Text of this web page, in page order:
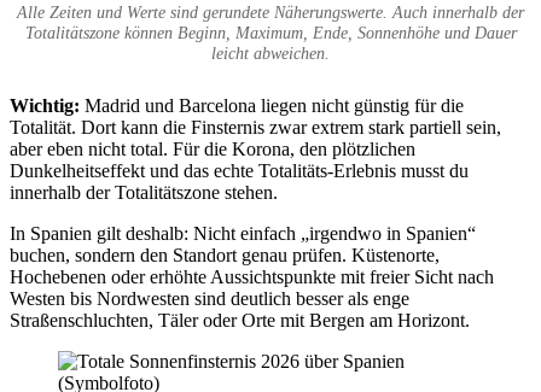
Alle Zeiten und Werte sind gerundete Näherungswerte. Auch innerhalb der
Totalitätszone können Beginn, Maximum, Ende, Sonnenhöhe und Dauer
leicht abweichen.
Wichtig: Madrid und Barcelona liegen nicht günstig für die
Totalität. Dort kann die Finsternis zwar extrem stark partiell sein,
aber eben nicht total. Für die Korona, den plötzlichen
Dunkelheitseffekt und das echte Totalitäts-Erlebnis musst du
innerhalb der Totalitätszone stehen.
In Spanien gilt deshalb: Nicht einfach „irgendwo in Spanien“
buchen, sondern den Standort genau prüfen. Küstenorte,
Hochebenen oder erhöhte Aussichtspunkte mit freier Sicht nach
Westen bis Nordwesten sind deutlich besser als enge
Straßenschluchten, Täler oder Orte mit Bergen am Horizont.